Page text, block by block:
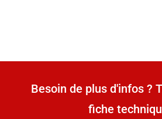
Besoin de plus d'infos ?
fiche